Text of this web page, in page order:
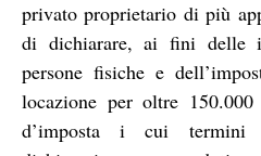
privato proprietario di più
di dichiarare, ai fini delle
persone fisiche e
locazione per oltre
d’imposta i cui termini